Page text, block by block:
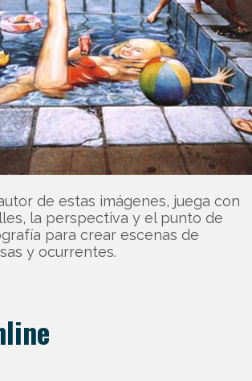
de estas imágenes, juega con
la perspectiva y el punto de
para crear escenas de
y ocurrentes.